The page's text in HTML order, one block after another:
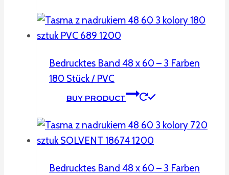
Bedrucktes Band 48 x 60 – 3 Farben
180 Stück / PVC
BUY PRODUCT
Bedrucktes Band 48 x 60 – 3 Farben